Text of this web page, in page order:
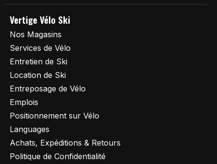
Vertige Vélo Ski
Nos Magasins
Services de Vélo
Entretien de Ski
Location de Ski
Entreposage de Vélo
Emplois
Positionnement sur Vélo
Languages
Achats, Expéditions & Retours
Politique de Confidentialité